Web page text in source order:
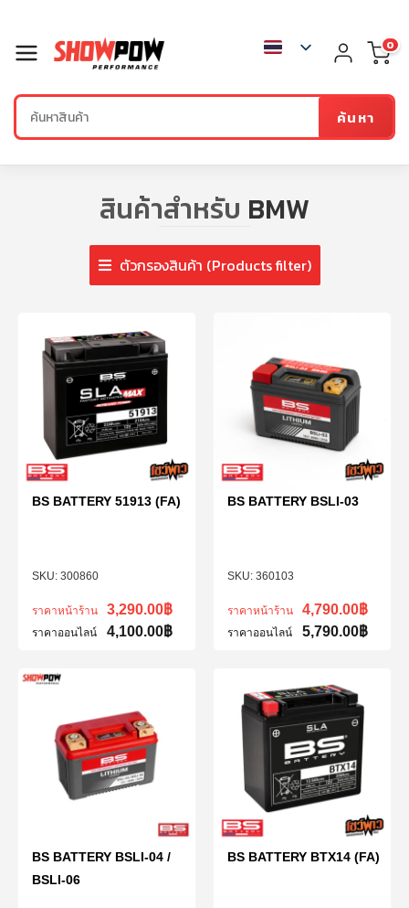
ค้นหา
0
สินค้าสำหรับ BMW
ตัวกรองสินค้า (Products filter)
300860
BS BATTERY 51913 (FA)
ราคาหน้าร้าน 3,290.00฿
ราคาออนไลน์ 4,100.00฿
360103
BS BATTERY BSLI-03
ราคาหน้าร้าน 4,790.00฿
ราคาออนไลน์ 5,790.00฿
BS BATTERY BSLI-04 /
BSLI-06
BS BATTERY BTX14 (FA)